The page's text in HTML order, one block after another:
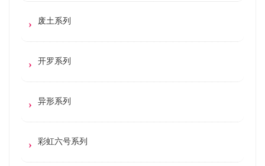
废土系列
开罗系列
异形系列
彩虹六号系列